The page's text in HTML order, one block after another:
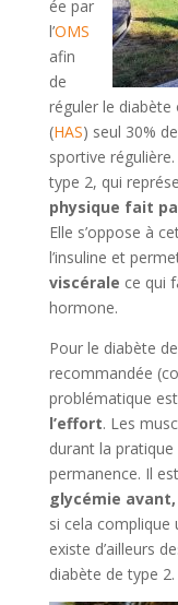
ée par
l’OMS
afin
de
réguler le
(HAS) seul 30%
sportive
type 2, qui
physique fait
Elle s’oppose à
l’insuline et
viscérale ce qui
hormone.
Pour le diabète
recommandée
problématique
l’effort. Les
durant la
permanence. Il
glycémie
si cela complique
existe d’ailleurs
diabète de type 2.